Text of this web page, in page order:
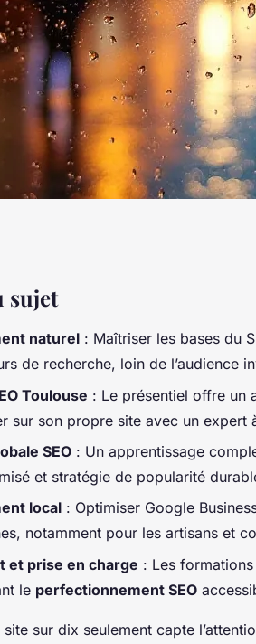
à
sujet
naturel : Maîtriser les bases du
de recherche, loin de l’audience
Toulouse : Le présentiel offre un
sur son propre site avec un expert
SEO : Un apprentissage
et stratégie de popularité
local : Optimiser Google
notamment pour les artisans et
et prise en charge : Les
le perfectionnement SEO
site sur dix seulement capte